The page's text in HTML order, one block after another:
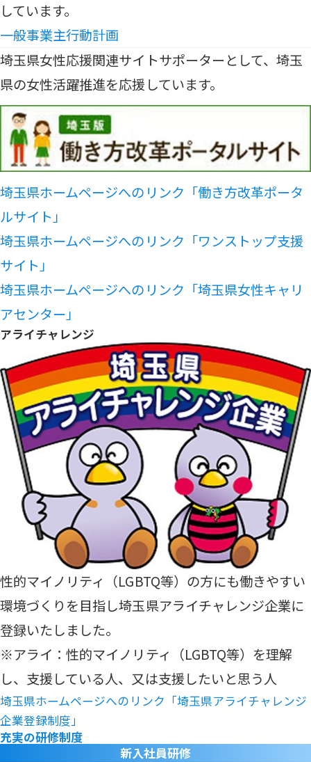
しています。
一般事業主行動計画
埼玉県女性応援関連サイトサポーターとして、埼玉
県の女性活躍推進を応援しています。
埼玉県ホームページへのリンク「働き方改革ポータ
ルサイト」
埼玉県ホームページへのリンク「ワンストップ支援
サイト」
埼玉県ホームページへのリンク「埼玉県女性キャリ
アセンター」
アライチャレンジ
性的マイノリティ（LGBTQ等）の方にも働きやすい
環境づくりを目指し埼玉県アライチャレンジ企業に
登録いたしました。
※アライ：性的マイノリティ（LGBTQ等）を理解
し、支援している人、又は支援したいと思う人
埼玉県ホームページへのリンク「埼玉県アライチャレンジ
企業登録制度」
充実の研修制度
新入社員研修